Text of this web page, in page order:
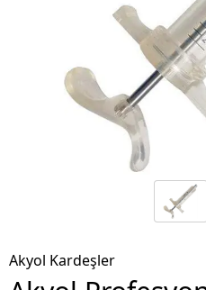
Akyol Kardeşler